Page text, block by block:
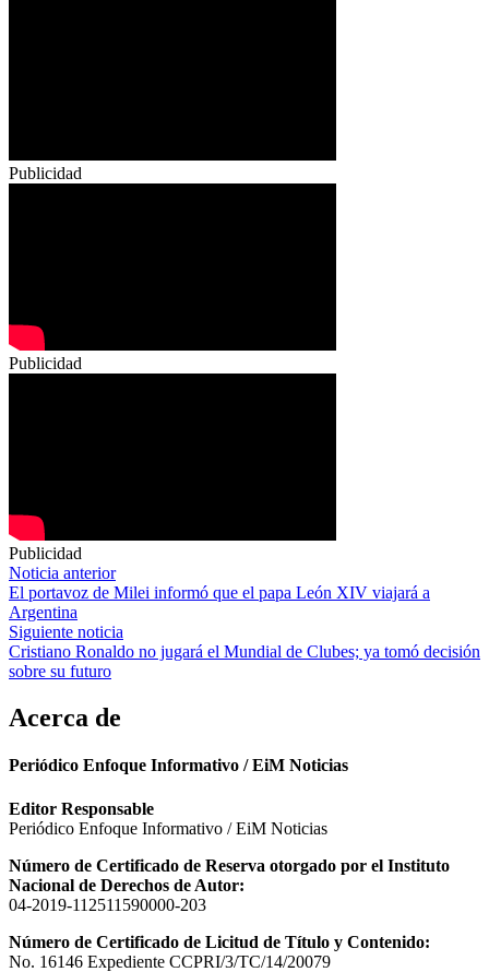
Publicidad
Publicidad
Publicidad
Navegación
de
entradas
Noticia anterior
El portavoz de Milei informó que el papa León XIV viajará a
Argentina
Siguiente noticia
Cristiano Ronaldo no jugará el Mundial de Clubes; ya tomó decisión
sobre su futuro
Acerca de
Periódico Enfoque Informativo / EiM Noticias
Editor Responsable
Periódico Enfoque Informativo / EiM Noticias
Número de Certificado de Reserva otorgado por el Instituto
Nacional de Derechos de Autor:
04-2019-112511590000-203
Número de Certificado de Licitud de Título y Contenido:
No. 16146 Expediente CCPRI/3/TC/14/20079